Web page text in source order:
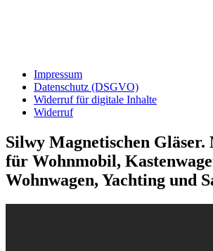
Impressum
Datenschutz (DSGVO)
Widerruf für digitale Inhalte
Widerruf
Silwy Magnetischen Gläser.
für Wohnmobil,
Wohnwagen, Yachting und